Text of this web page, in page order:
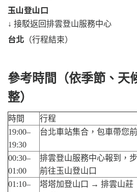
玉山登山口
↓ 接駁返回排雲登山服務中心
台北 （行程結束）
參考時間（依季節、天
整）
時間
行程
19:00–
19:30
台北車站集合，包車帶您
00:30–
01:00
排雲登山服務中心報到，
前往玉山登山口
01:10–
塔塔加登山口 → 排雲山莊